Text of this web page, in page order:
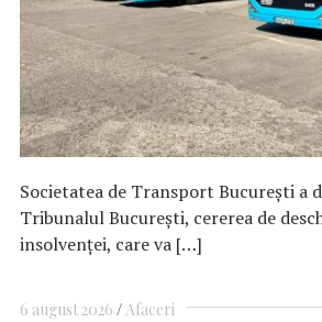
Societatea de Transport Bucureşti a
Tribunalul Bucureşti, cererea de
insolvenţei, care va […]
6 august 2026 Afaceri